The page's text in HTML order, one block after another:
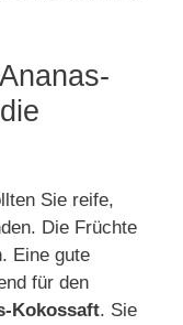
Sie reife,
Die Früchte
Eine gute
für den
Kokossaft. Sie